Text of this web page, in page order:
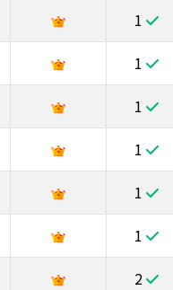
1
1
1
1
1
1
2